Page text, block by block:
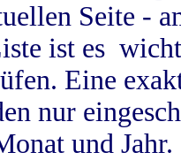
Seite -
ist es
Eine
nur
und Jahr.